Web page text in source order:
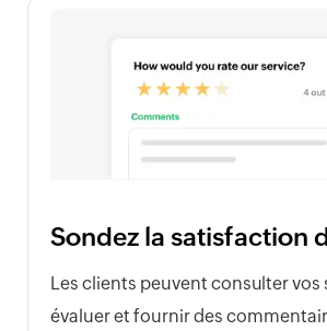
Sondez la satisfaction
Les clients peuvent consulter vos
évaluer et fournir des